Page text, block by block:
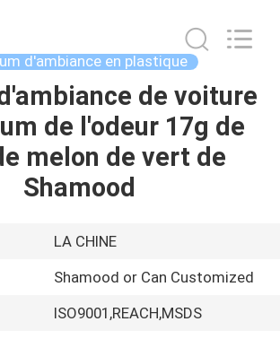
d'ambiance en plastique
de voiture
de l'odeur 17g de
melon de vert de
Shamood
LA CHINE
Shamood or Can Customized
ISO9001,REACH,MSDS